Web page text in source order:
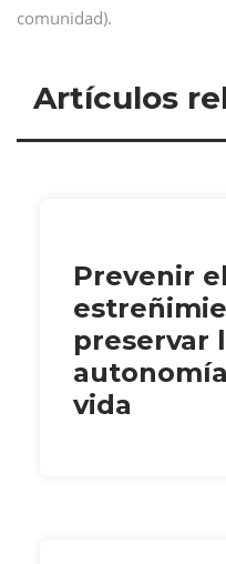
comunidad).
Artículos
Prevenir el
preservar
vida